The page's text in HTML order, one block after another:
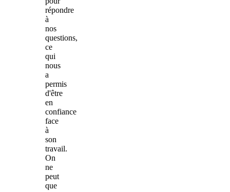
répondre
à
nos
questions,
ce
qui
nous
a
permis
d'être
en
confiance
face
à
son
travail.
On
ne
peut
que